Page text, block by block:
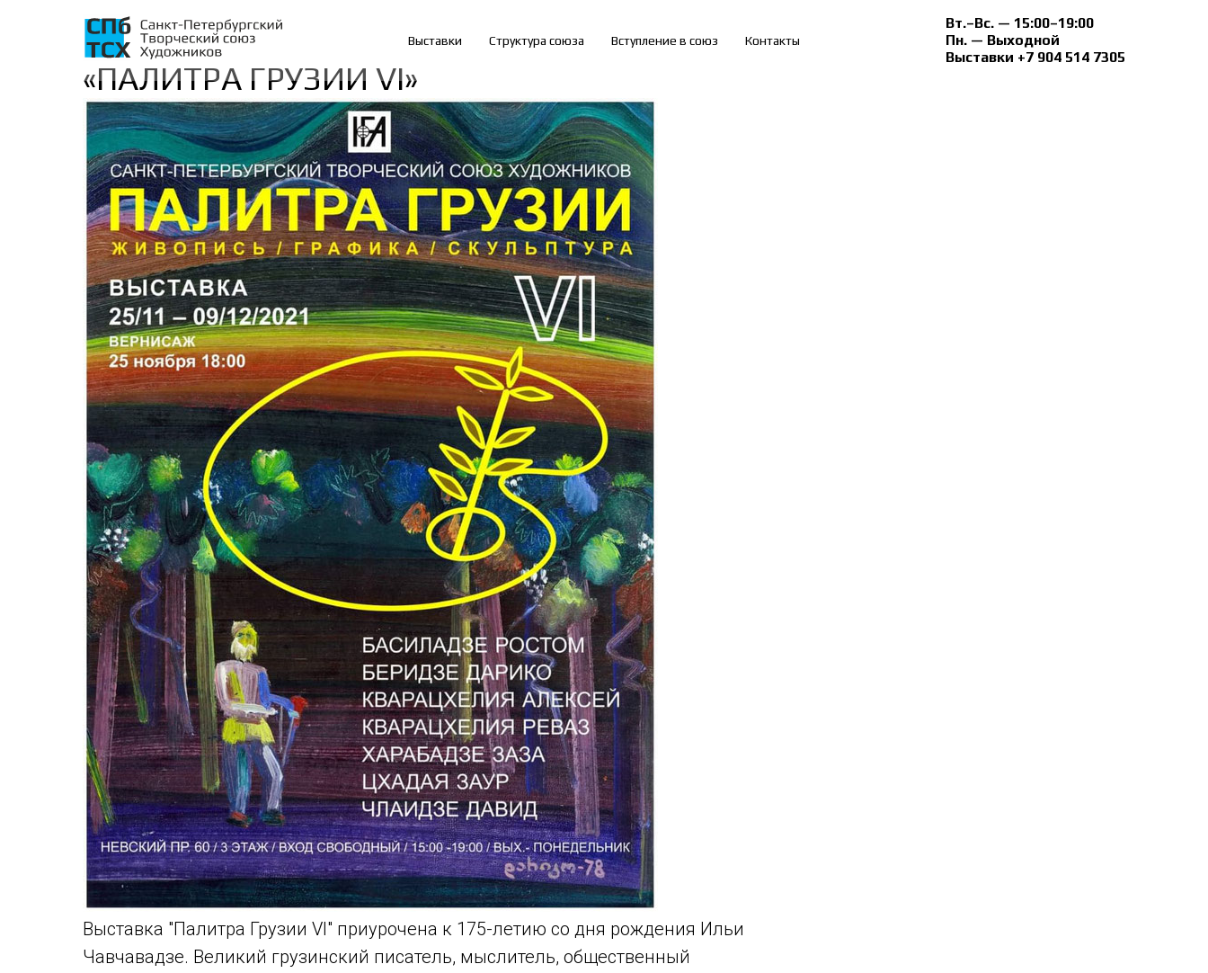
Выставки Структура союза Вступление в союз Контакты
Вт.–Вс. — 15:00–19:00
Пн. — Выходной
Выставки +7 904 514 7305
«ПАЛИТРА ГРУЗИИ VI»
Выставка "Палитра Грузии VI" приурочена к 175-летию со дня рождения Ильи
Чавчавадзе. Великий грузинский писатель, мыслитель, общественный